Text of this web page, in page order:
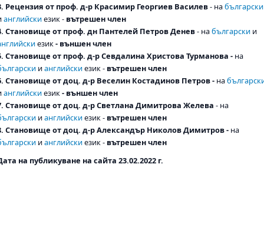
Рецензия от проф. д-р Красимир Георгиев Василев- набългарски
английскиезик -вътрешен член
Становище от проф. дн Пантелей Петров Денев- набългарскии
език- външен член
Становище от проф. д-р Севдалина Христова Турманова -на
ианглийскиезик -вътрешен член
Становище от доц. д-р Веселин Костадинов Петров - на
английскиезик- външен член
Становище от доц. д-р Светлана Димитрова Желева - на
ианглийскиезик -вътрешен член
Становище от доц. д-р Александър Николов Димитров -на
ианглийскиезик -вътрешен член
на публикуване на сайта 23.02.2022 г.